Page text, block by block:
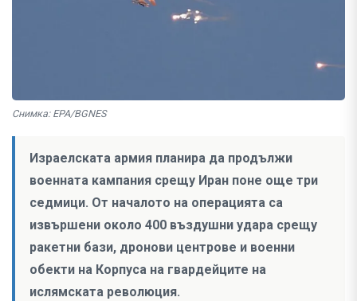
Снимка: EPA/BGNES
Израелската армия планира да продължи
военната кампания срещу Иран поне още три
седмици. От началото на операцията са
извършени около 400 въздушни удара срещу
ракетни бази, дронови центрове и военни
обекти на Корпуса на гвардейците на
ислямската революция.